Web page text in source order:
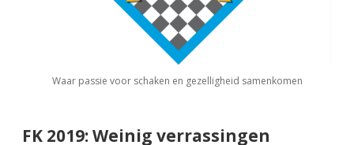
KNSB: Schaakwoude I
KNSB: Schaakwoude II
FSB: Schaakwoude I
Jeugdschaken
Eregalerij
Agenda
Waar passie voor schaken en gezelligheid samenkomen
FK 2019: Weinig verrassingen